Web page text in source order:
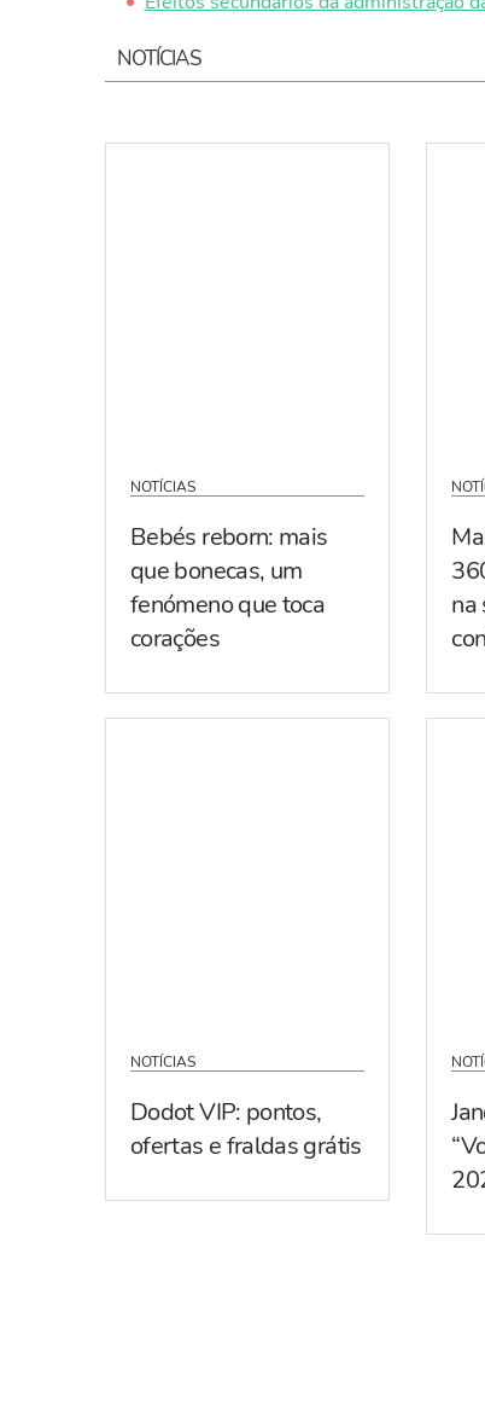
NOTÍCIAS
NOTÍCIAS
Bebés reborn: mais
que bonecas, um
fenómeno que toca
corações
na
NOTÍCIAS
Dodot VIP: pontos,
ofertas e fraldas grátis